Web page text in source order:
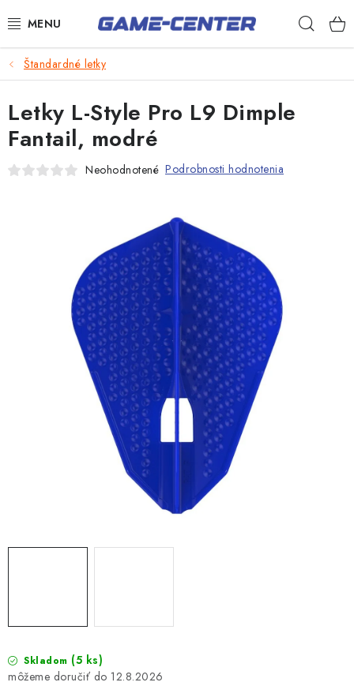
na
Šípky
Poker
Stolný futbal
Darčekové poukazy
Štandardné letky
Skladom (5 ks)
12.8.2026
Letky L-Style Pro L9 Dimple
Fantail, modré
Neohodnotené Podrobnosti hodnotenia